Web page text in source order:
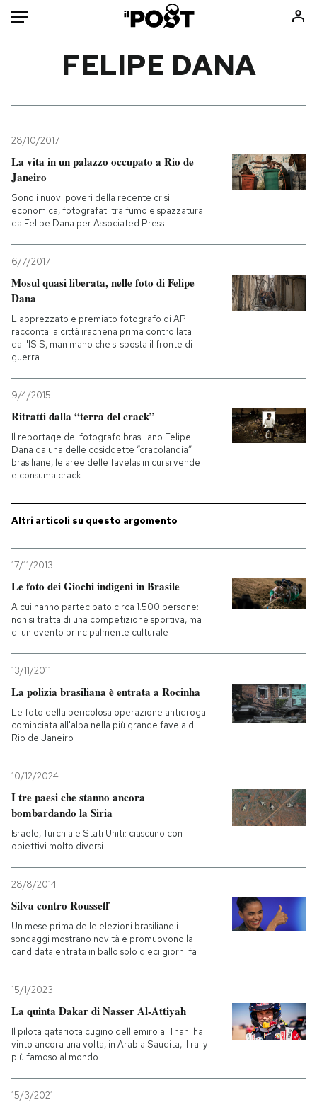
Mondo
Politica
Tecnologia
Internet
Scienza
Economia
Sport
Consumismi
Mondiali calcio 2026
PODCAST
NEWSLETTER
I MIEI PREFERITI
Entra
FELIPE DANA
28/10/2017
La vita in un palazzo occupato a Rio de
Janeiro
Sono i nuovi poveri della recente crisi
economica, fotografati tra fumo e spazzatura
da Felipe Dana per Associated Press
6/7/2017
Mosul quasi liberata, nelle foto di Felipe
Dana
L'apprezzato e premiato fotografo di AP
racconta la città irachena prima controllata
dall'ISIS, man mano che si sposta il fronte di
guerra
9/4/2015
Ritratti dalla “terra del crack”
Il reportage del fotografo brasiliano Felipe
Dana da una delle cosiddette “cracolandia”
brasiliane, le aree delle favelas in cui si vende
e consuma crack
Altri articoli su questo argomento
17/11/2013
Le foto dei Giochi indigeni in Brasile
A cui hanno partecipato circa 1.500 persone:
non si tratta di una competizione sportiva, ma
di un evento principalmente culturale
13/11/2011
La polizia brasiliana è entrata a Rocinha
Le foto della pericolosa operazione antidroga
cominciata all'alba nella più grande favela di
Rio de Janeiro
10/12/2024
I tre paesi che stanno ancora
bombardando la Siria
Israele, Turchia e Stati Uniti: ciascuno con
obiettivi molto diversi
28/8/2014
Silva contro Rousseff
Un mese prima delle elezioni brasiliane i
sondaggi mostrano novità e promuovono la
candidata entrata in ballo solo dieci giorni fa
15/1/2023
La quinta Dakar di Nasser Al-Attiyah
Il pilota qatariota cugino dell'emiro al Thani ha
vinto ancora una volta, in Arabia Saudita, il rally
più famoso al mondo
15/3/2021